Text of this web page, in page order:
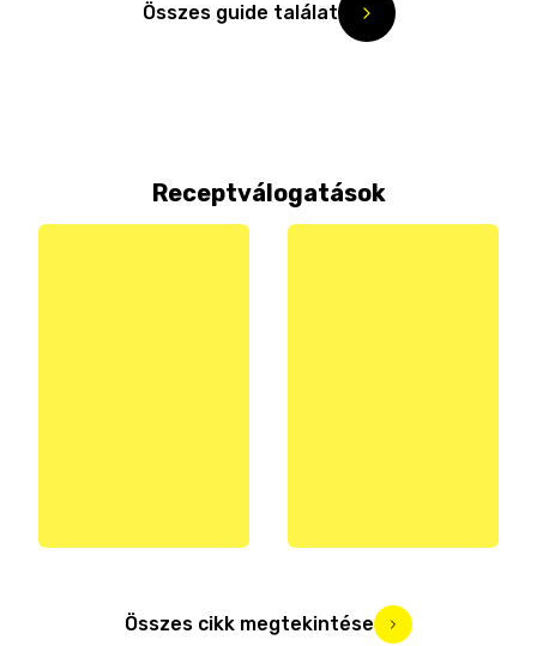
Összes guide találat
Receptválogatások
Összes cikk megtekintése